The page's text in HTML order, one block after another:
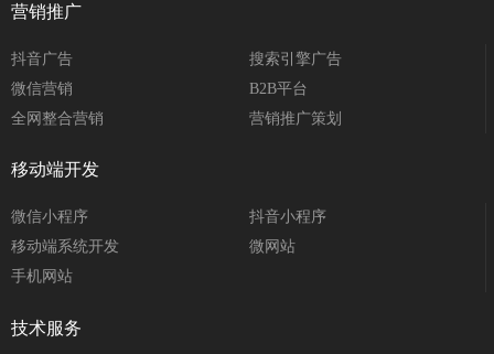
营销推广
抖音广告
搜索引擎广告
微信营销
B2B平台
全网整合营销
营销推广策划
移动端开发
微信小程序
抖音小程序
移动端系统开发
微网站
手机网站
技术服务